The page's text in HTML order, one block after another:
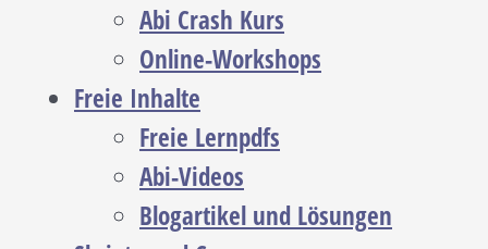
Abi Crash Kurs
Online-Workshops
Freie Inhalte
Freie Lernpdfs
Abi-Videos
Blogartikel und Lösungen